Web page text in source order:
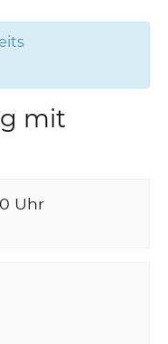
mit
Uhr